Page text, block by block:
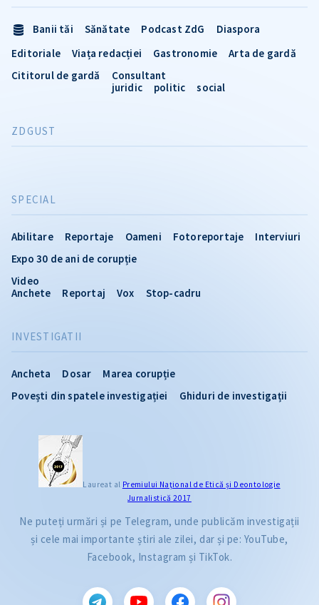
INVESTIGATII
Ancheta Dosar
Marea corupție
Povești din spatele investigației
Ghiduri de investigații
SPECIAL
Abilitare Reportaje Oameni Fotoreportaje
Interviuri
Expo 30 de ani de corupție
Video
Anchete
Reportaj Vox Stop-cadru
Banii tăi Sănătate Podcast ZdG
Diaspora
Editoriale
Viața redacției Gastronomie
Arta de gardă
Cititorul de gardă
Consultant
juridic
politic social
ZDGUST
Laureat al Premiului Naţional de Etică și Deontologie
Jurnalistică 2017
Ne puteți urmări și pe Telegram, unde publicăm investigații
și cele mai importante știri ale zilei, dar și pe: YouTube,
Facebook, Instagram și TikTok.